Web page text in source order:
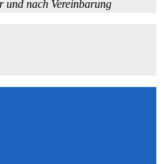
nach Vereinbarung